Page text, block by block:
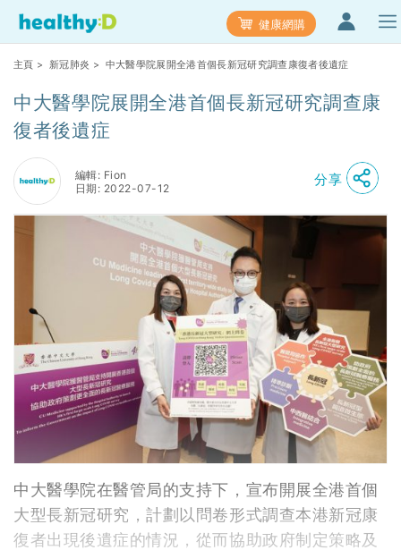
健康網購
主頁 > 新冠肺炎 > 中大醫學院展開全港首個長新冠研究調查康復者後遺症
中大醫學院展開全港首個長新冠研究調查康
復者後遺症
編輯: Fion
日期: 2022-07-12
分享
中大醫學院在醫管局的支持下，宣布開展全港首個
大型長新冠研究，計劃以問卷形式調查本港新冠康
復者出現後遺症的情況，從而協助政府制定策略及